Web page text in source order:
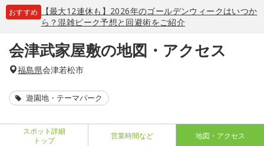
おすすめ
【最大12連休も】2026年のゴールデンウィークはいつか
ら？混雑ピーク予想と回避術をご紹介
会津武家屋敷の地図・アクセス
福島県会津若松市
遊園地・テーマパーク
スポット詳細
トップ
営業時間など 地図・アクセス